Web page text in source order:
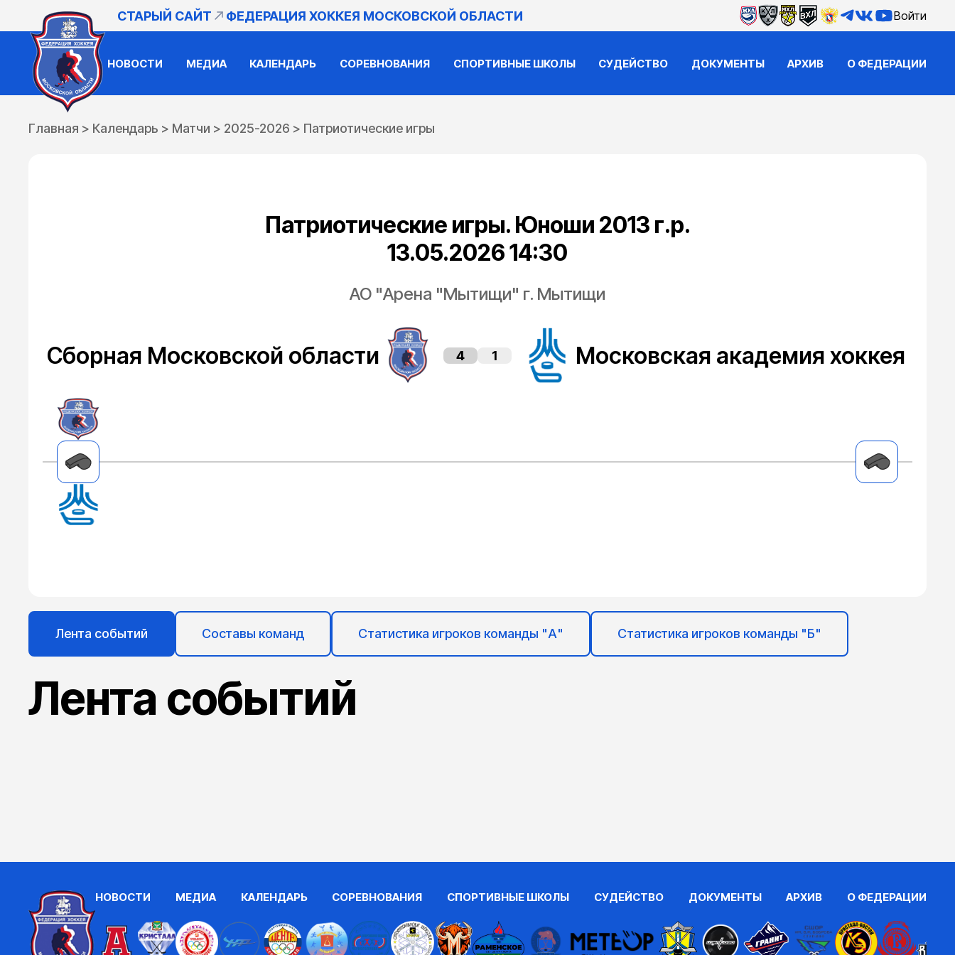
СТАРЫЙ САЙТ ФЕДЕРАЦИЯ ХОККЕЯ МОСКОВСКОЙ ОБЛАСТИ Войти
НОВОСТИ МЕДИА КАЛЕНДАРЬ СОРЕВНОВАНИЯ СПОРТИВНЫЕ ШКОЛЫ СУДЕЙСТВО ДОКУМЕНТЫ АРХИВ О ФЕДЕРАЦИИ
Главная > Календарь > Матчи > 2025-2026 > Патриотические игры
Патриотические игры. Юноши 2013 г.р.
13.05.2026 14:30
АО "Арена "Мытищи" г. Мытищи
Сборная Московской области 4 1 Московская академия хоккея
Лента событий Составы команд Статистика игроков команды "А" Статистика игроков команды "Б"
Лента событий
НОВОСТИ МЕДИА КАЛЕНДАРЬ СОРЕВНОВАНИЯ СПОРТИВНЫЕ ШКОЛЫ СУДЕЙСТВО ДОКУМЕНТЫ АРХИВ О ФЕДЕРАЦИИ